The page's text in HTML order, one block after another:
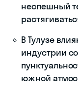
неспешный
В Тулузе
индустрии
южной